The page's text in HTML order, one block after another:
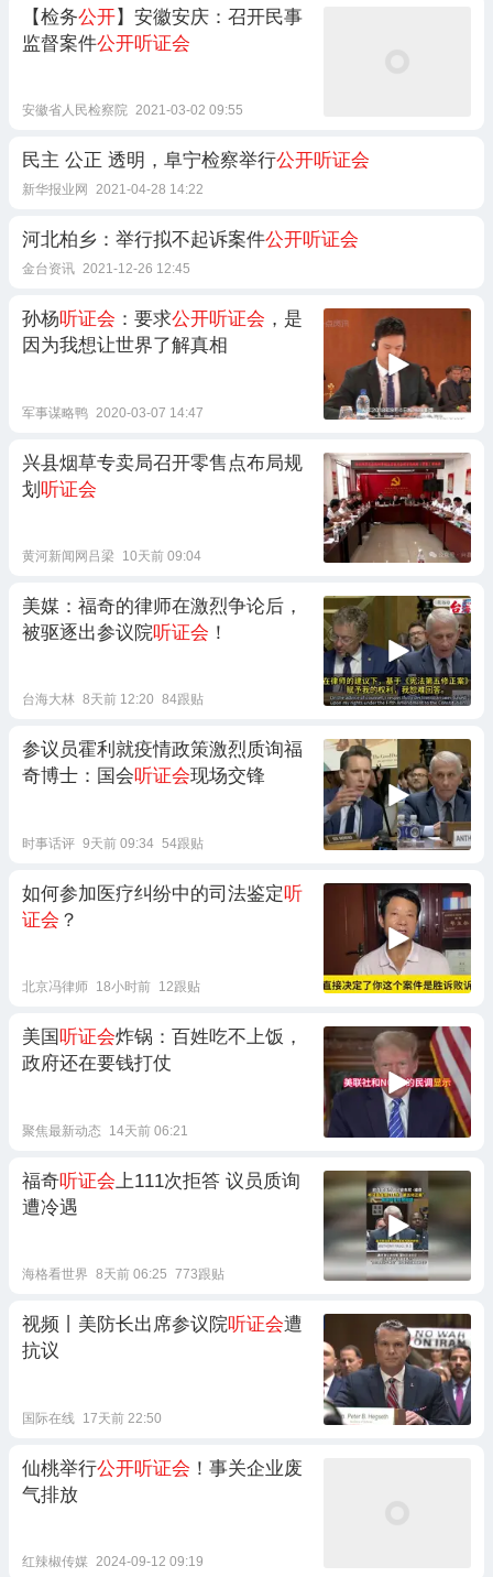
【检务公开】安徽安庆：召开民事
监督案件公开听证会
安徽省人民检察院 2021-03-02 09:55
民主 公正 透明，阜宁检察举行公开听证会
新华报业网 2021-04-28 14:22
河北柏乡：举行拟不起诉案件公开听证会
金台资讯 2021-12-26 12:45
孙杨听证会 ：要求公开听证会 ，是
因为我想让世界了解真相
军事谋略鸭 2020-03-07 14:47
兴县烟草专卖局召开零售点布局规
划 听证会
黄河新闻网吕梁 10天前 09:04
美媒：福奇的律师在激烈争论后，
被驱逐出参议院听证会 ！
台海大林 8天前 12:20 84跟贴
参议员霍利就疫情政策激烈质询福
奇博士：国会听证会现场交锋
时事话评 9天前 09:34 54跟贴
如何参加医疗纠纷中的司法鉴定听
证会 ？
北京冯律师 18小时前 12跟贴
美国听证会炸锅：百姓吃不上饭，
政府还在要钱打仗
聚焦最新动态 14天前 06:21
福奇听证会上111次拒答 议员质询
遭冷遇
海格看世界 8天前 06:25 773跟贴
视频丨美防长出席参议院听证会遭
抗议
国际在线 17天前 22:50
仙桃举行公开听证会 ！事关企业废
气排放
红辣椒传媒 2024-09-12 09:19